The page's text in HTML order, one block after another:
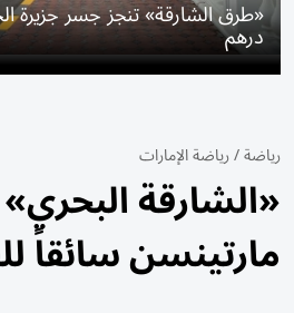
درهم
رياضة/رياضة الإمارات
«الشارقة
مارتينسن سائقاً